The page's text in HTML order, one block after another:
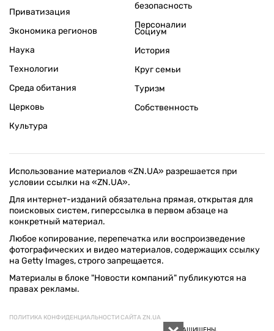
Приватизация
Экономика регионов
безопасность
Персоналии
Наука
Технологии
Среда обитания
Церковь
Культура
Социум
История
Круг семьи
Туризм
Собственность
Использование материалов «ZN.UA» разрешается при
условии ссылки на «ZN.UA».
Для интернет-изданий обязательна прямая, открытая для
поисковых систем, гиперссылка в первом абзаце на
конкретный материал.
Любое копирование, перепечатка или воспроизведение
фотографических и видео материалов, содержащих ссылку
на Getty Images, строго запрещается.
Материалы в блоке "Новости компаний" публикуются на
правах рекламы.
ПОЛИТИКА КОНФИДЕНЦИАЛЬНОСТИ САЙТА ZN.UA